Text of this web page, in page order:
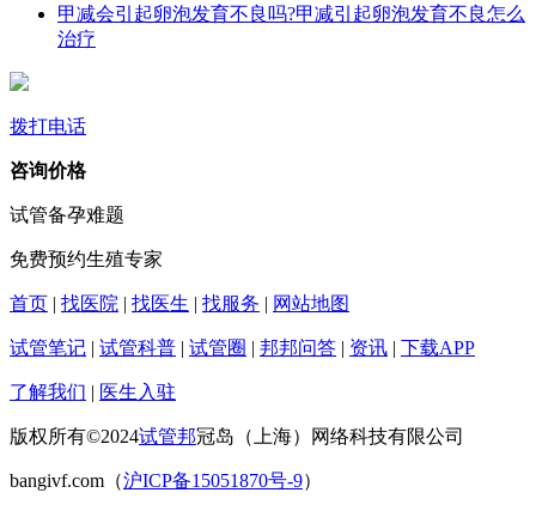
甲减会引起卵泡发育不良吗?甲减引起卵泡发育不良怎么
治疗
拨打电话
咨询价格
试管备孕难题
免费预约生殖专家
首页 | 找医院 | 找医生 | 找服务 | 网站地图
试管笔记 | 试管科普 | 试管圈 | 邦邦问答 | 资讯 | 下载APP
了解我们 | 医生入驻
版权所有©2024试管邦冠岛（上海）网络科技有限公司
bangivf.com（沪ICP备15051870号-9）